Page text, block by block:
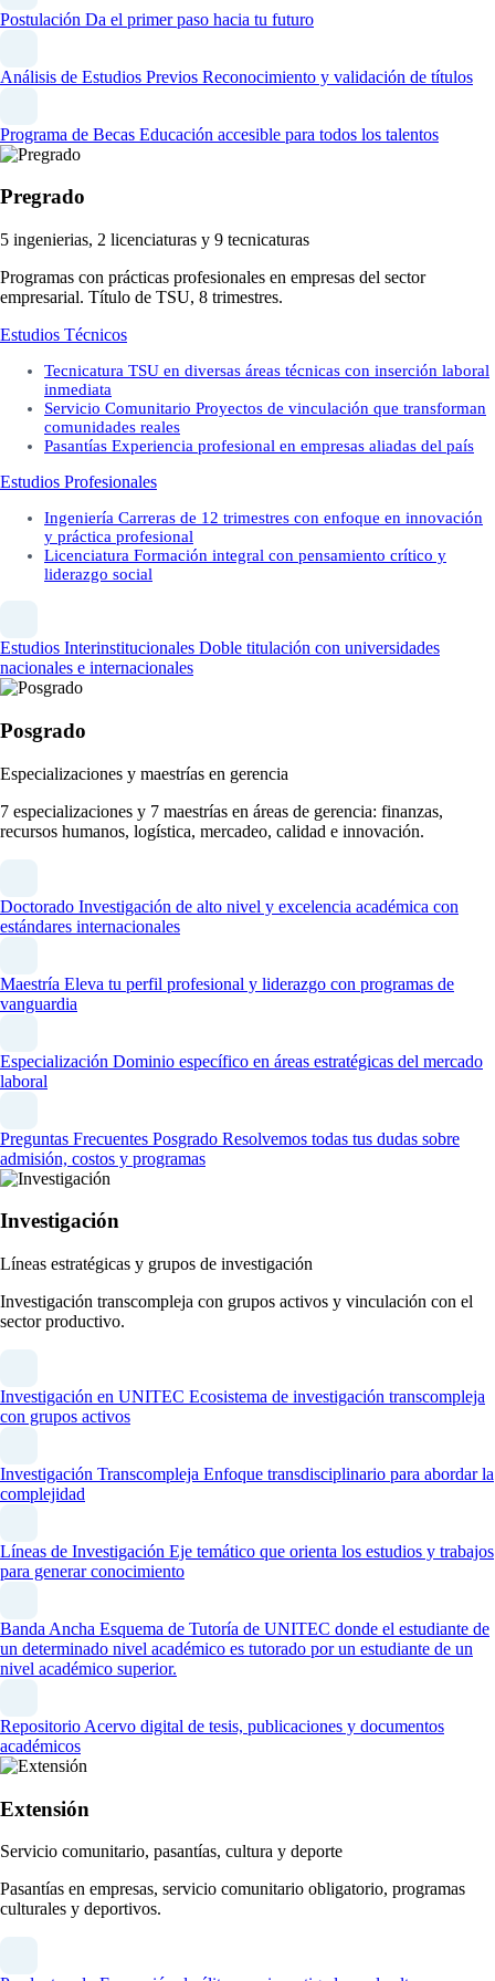
Postulación Da el primer paso hacia tu futuro
Análisis de Estudios Previos Reconocimiento y validación de títulos
Programa de Becas Educación accesible para todos los talentos
Pregrado
5 ingenierias, 2 licenciaturas y 9 tecnicaturas
Programas con prácticas profesionales en empresas del sector
empresarial. Título de TSU, 8 trimestres.
Estudios Técnicos
Tecnicatura TSU en diversas áreas técnicas con inserción laboral
inmediata
Servicio Comunitario Proyectos de vinculación que transforman
comunidades reales
Pasantías Experiencia profesional en empresas aliadas del país
Estudios Profesionales
Ingeniería Carreras de 12 trimestres con enfoque en innovación
y práctica profesional
Licenciatura Formación integral con pensamiento crítico y
liderazgo social
Estudios Interinstitucionales Doble titulación con universidades
nacionales e internacionales
Posgrado
Especializaciones y maestrías en gerencia
7 especializaciones y 7 maestrías en áreas de gerencia: finanzas,
recursos humanos, logística, mercadeo, calidad e innovación.
Doctorado Investigación de alto nivel y excelencia académica con
estándares internacionales
Maestría Eleva tu perfil profesional y liderazgo con programas de
vanguardia
Especialización Dominio específico en áreas estratégicas del mercado
laboral
Preguntas Frecuentes Posgrado Resolvemos todas tus dudas sobre
admisión, costos y programas
Investigación
Líneas estratégicas y grupos de investigación
Investigación transcompleja con grupos activos y vinculación con el
sector productivo.
Investigación en UNITEC Ecosistema de investigación transcompleja
con grupos activos
Investigación Transcompleja Enfoque transdisciplinario para abordar la
complejidad
Líneas de Investigación Eje temático que orienta los estudios y trabajos
para generar conocimiento
Banda Ancha Esquema de Tutoría de UNITEC donde el estudiante de
un determinado nivel académico es tutorado por un estudiante de un
nivel académico superior.
Repositorio Acervo digital de tesis, publicaciones y documentos
académicos
Extensión
Servicio comunitario, pasantías, cultura y deporte
Pasantías en empresas, servicio comunitario obligatorio, programas
culturales y deportivos.